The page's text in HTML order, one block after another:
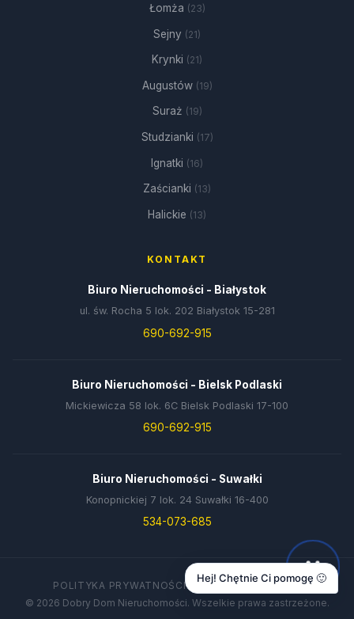
Łomża (23)
Sejny (21)
Krynki (21)
Augustów (19)
Suraż (19)
Studzianki (17)
Ignatki (16)
Zaścianki (13)
Halickie (13)
KONTAKT
Biuro Nieruchomości - Białystok
ul. św. Rocha 5 lok. 202 Białystok 15-281
690-692-915
Biuro Nieruchomości - Bielsk Podlaski
Mickiewicza 58 lok. 6C Bielsk Podlaski 17-100
690-692-915
Biuro Nieruchomości - Suwałki
Konopnickiej 7 lok. 24 Suwałki 16-400
534-073-685
POLITYKA PRYWATNOŚCIDANE FIRMYKONTAKT
© 2026 Dobry Dom Nieruchomości. Wszelkie prawa zastrzeżone.
Hej! Chętnie Ci pomogę 🙂